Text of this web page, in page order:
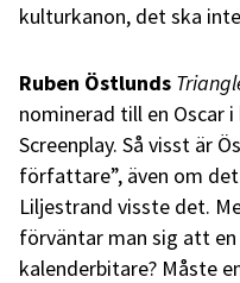
kulturkanon, det ska
Ruben Östlunds
nominerad till en Oscar
Screenplay. Så visst är
författare”, även om
Liljestrand visste det.
förväntar man sig att
kalenderbitare? Måste